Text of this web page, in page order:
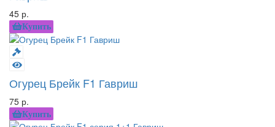
45 р.
Купить
Огурец Брейк F1 Гавриш
75 р.
Купить